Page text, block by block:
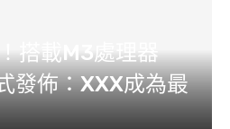
搭載M3處理器
發佈：XXX成為最